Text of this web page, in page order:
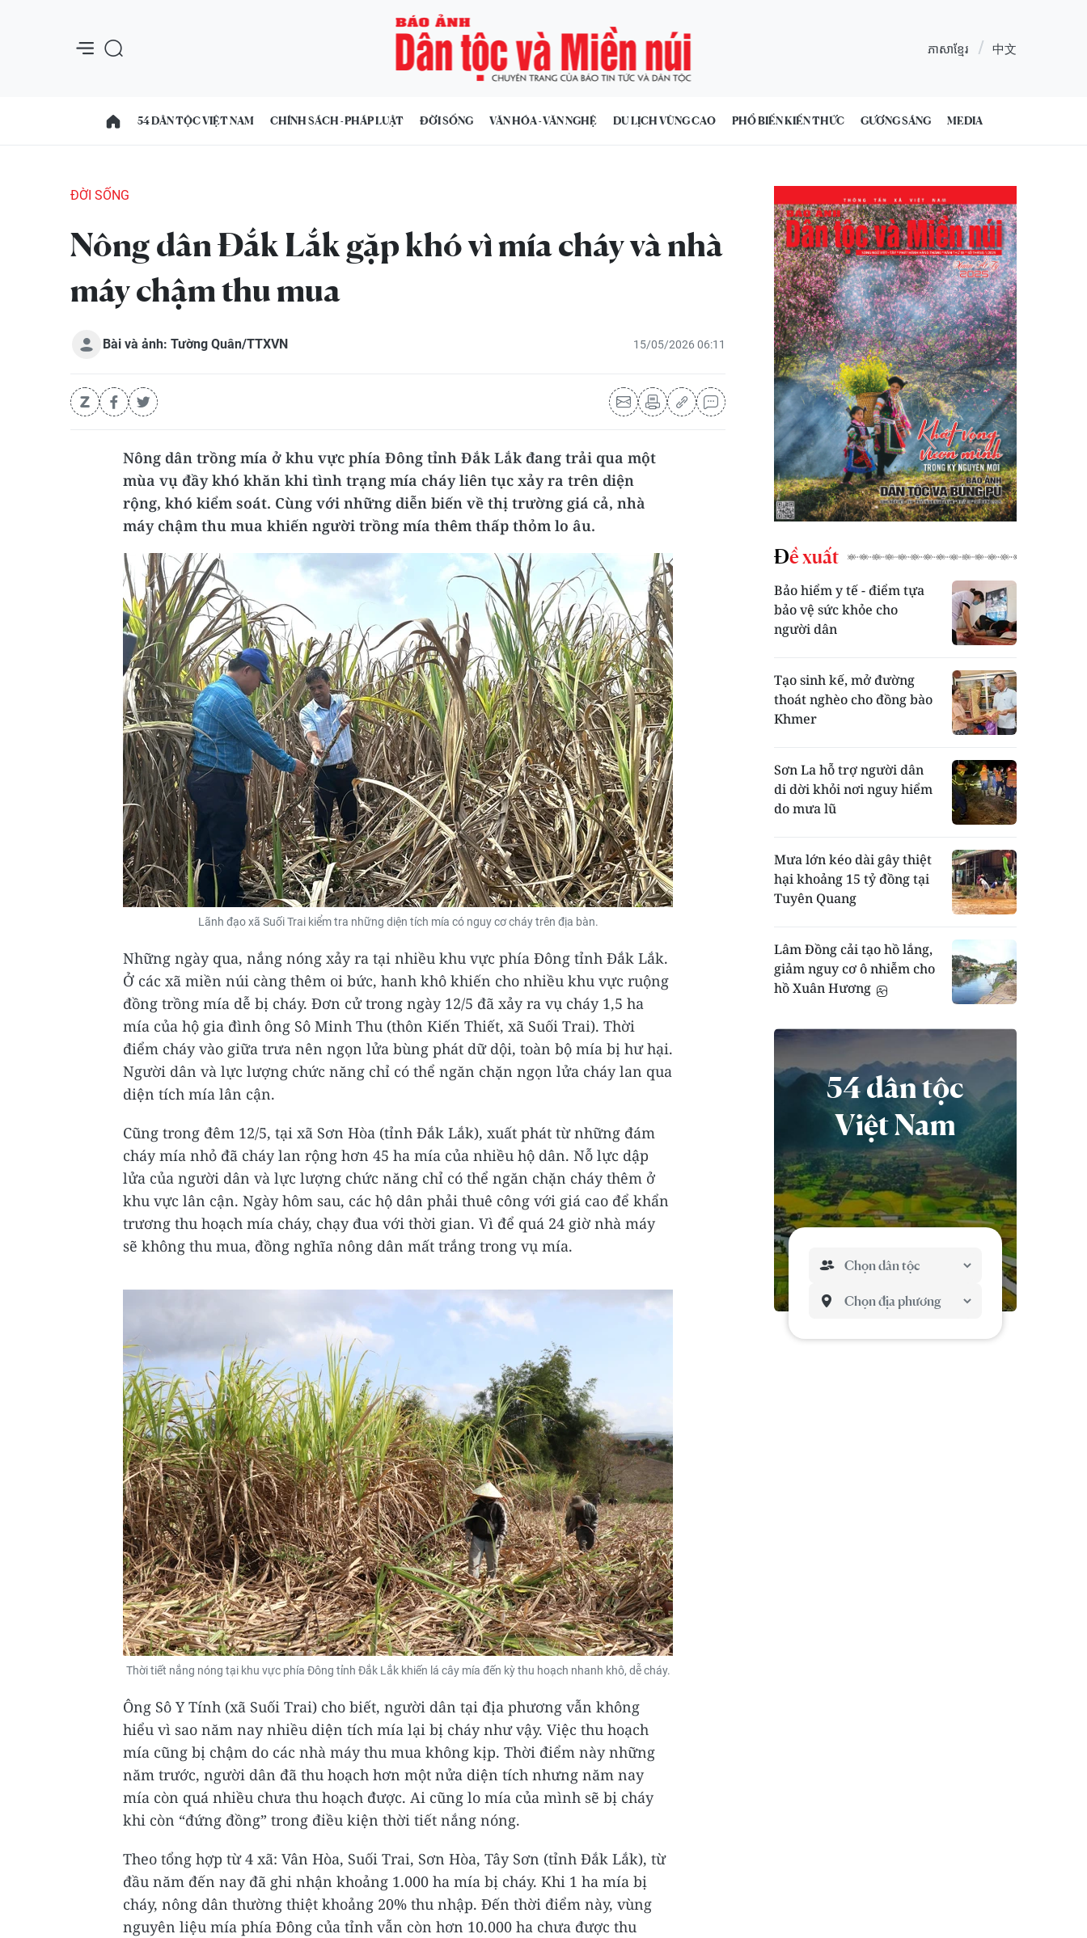
ភាសាខ្មែរ 中文
54 DÂN TỘC VIỆT NAM CHÍNH SÁCH - PHÁP LUẬT ĐỜI SỐNG VĂN HÓA - VĂN NGHỆ DU LỊCH VÙNG CAO PHỔ BIẾN KIẾN THỨC GƯƠNG SÁNG MEDIA
ĐỜI SỐNG
Nông dân Đắk Lắk gặp khó vì mía cháy và nhà
máy chậm thu mua
Bài và ảnh: Tường Quân/TTXVN 15/05/2026 06:11
Nông dân trồng mía ở khu vực phía Đông tỉnh Đắk Lắk đang trải qua một
mùa vụ đầy khó khăn khi tình trạng mía cháy liên tục xảy ra trên diện
rộng, khó kiểm soát. Cùng với những diễn biến về thị trường giá cả, nhà
máy chậm thu mua khiến người trồng mía thêm thấp thỏm lo âu.
Lãnh đạo xã Suối Trai kiểm tra những diện tích mía có nguy cơ cháy trên địa bàn.
Những ngày qua, nắng nóng xảy ra tại nhiều khu vực phía Đông tỉnh Đắk Lắk.
Ở các xã miền núi càng thêm oi bức, hanh khô khiến cho nhiều khu vực ruộng
đồng trồng mía dễ bị cháy. Đơn cử trong ngày 12/5 đã xảy ra vụ cháy 1,5 ha
mía của hộ gia đình ông Sô Minh Thu (thôn Kiến Thiết, xã Suối Trai). Thời
điểm cháy vào giữa trưa nên ngọn lửa bùng phát dữ dội, toàn bộ mía bị hư hại.
Người dân và lực lượng chức năng chỉ có thể ngăn chặn ngọn lửa cháy lan qua
diện tích mía lân cận.
Cũng trong đêm 12/5, tại xã Sơn Hòa (tỉnh Đắk Lắk), xuất phát từ những đám
cháy mía nhỏ đã cháy lan rộng hơn 45 ha mía của nhiều hộ dân. Nỗ lực dập
lửa của người dân và lực lượng chức năng chỉ có thể ngăn chặn cháy thêm ở
khu vực lân cận. Ngày hôm sau, các hộ dân phải thuê công với giá cao để khẩn
trương thu hoạch mía cháy, chạy đua với thời gian. Vì để quá 24 giờ nhà máy
sẽ không thu mua, đồng nghĩa nông dân mất trắng trong vụ mía.
Thời tiết nắng nóng tại khu vực phía Đông tỉnh Đắk Lắk khiến lá cây mía đến kỳ thu hoạch nhanh khô, dễ cháy.
Ông Sô Y Tính (xã Suối Trai) cho biết, người dân tại địa phương vẫn không
hiểu vì sao năm nay nhiều diện tích mía lại bị cháy như vậy. Việc thu hoạch
mía cũng bị chậm do các nhà máy thu mua không kịp. Thời điểm này những
năm trước, người dân đã thu hoạch hơn một nửa diện tích nhưng năm nay
mía còn quá nhiều chưa thu hoạch được. Ai cũng lo mía của mình sẽ bị cháy
khi còn “đứng đồng” trong điều kiện thời tiết nắng nóng.
Theo tổng hợp từ 4 xã: Vân Hòa, Suối Trai, Sơn Hòa, Tây Sơn (tỉnh Đắk Lắk), từ
đầu năm đến nay đã ghi nhận khoảng 1.000 ha mía bị cháy. Khi 1 ha mía bị
cháy, nông dân thường thiệt khoảng 20% thu nhập. Đến thời điểm này, vùng
nguyên liệu mía phía Đông của tỉnh vẫn còn hơn 10.000 ha chưa được thu
Đề xuất
Bảo hiểm y tế - điểm tựa
bảo vệ sức khỏe cho
người dân
Tạo sinh kế, mở đường
thoát nghèo cho đồng bào
Khmer
Sơn La hỗ trợ người dân
di dời khỏi nơi nguy hiểm
do mưa lũ
Mưa lớn kéo dài gây thiệt
hại khoảng 15 tỷ đồng tại
Tuyên Quang
Lâm Đồng cải tạo hồ lắng,
giảm nguy cơ ô nhiễm cho
hồ Xuân Hương
54 dân tộc
Việt Nam